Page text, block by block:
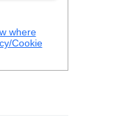
where
Cookie